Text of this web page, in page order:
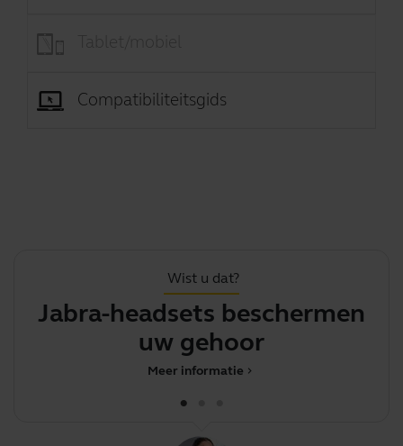
Compatibiliteitsgids
Wist u dat?
Jabra-headsets beschermen
uw gehoor
chevron_right
Meer informatie